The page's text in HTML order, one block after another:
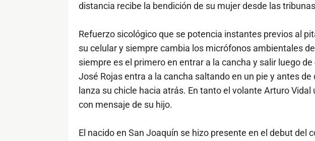
distancia recibe la bendición de su mujer desde las
Refuerzo sicológico que se potencia instantes previos al
su celular y siempre cambia los micrófonos ambientales
siempre es el primero en entrar a la cancha y salir luego
José Rojas entra a la cancha saltando en un pie y antes
lanza su chicle hacia atrás. En tanto el volante Arturo
con mensaje de su hijo.
El nacido en San Joaquín se hizo presente en el debut del